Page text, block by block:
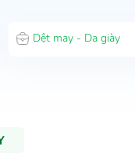
Dệt may - Da giày